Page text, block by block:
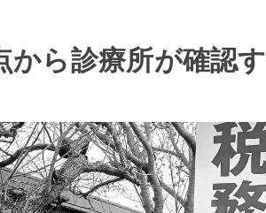
から診療所が確認